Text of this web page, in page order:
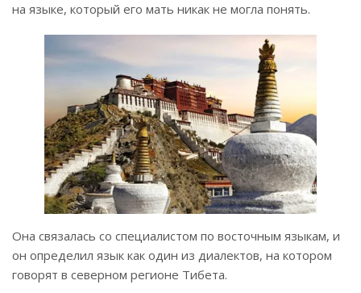
на языке, который его мать никак не могла понять.
Она связалась со специалистом по восточным языкам, и
он определил язык как один из диалектов, на котором
говорят в северном регионе Тибета.